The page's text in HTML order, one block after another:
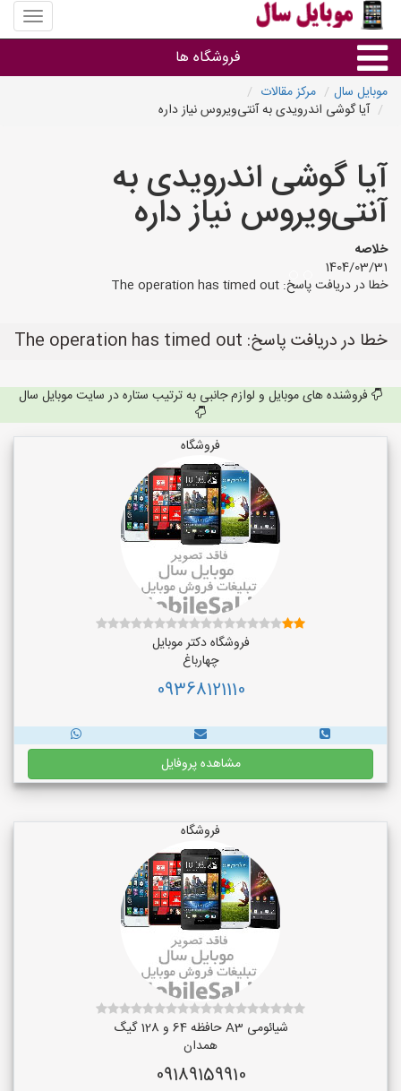
منوی
سایت
سال
فروشگاه ها
موبایل و تبلت
سایر گروه ها
فروشگاه های موبایل
موبایل سال
مرکز مقالات
آیا گوشی اندرویدی به آنتی‌ویروس نیاز داره
آیا گوشی اندرویدی به
آنتی‌ویروس نیاز داره
خلاصه
1404/03/31
خطا در دریافت پاسخ: The operation has timed out
خطا در دریافت پاسخ: The operation has timed out
فروشنده های موبایل و لوازم جانبی به ترتیب ستاره در سایت موبایل سال
فروشگاه
فروشگاه دکتر موبایل
چهارباغ
09368121110
مشاهده پروفایل
فروشگاه
شیائومی A3 حافظه 64 و 128 گیگ
همدان
09189159910